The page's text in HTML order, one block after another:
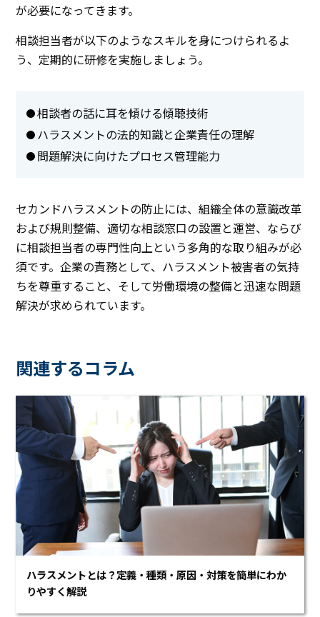
が必要になってきます。
相談担当者が以下のようなスキルを身につけられるよ
う、定期的に研修を実施しましょう。
相談者の話に耳を傾ける傾聴技術
ハラスメントの法的知識と企業責任の理解
問題解決に向けたプロセス管理能力
セカンドハラスメントの防止には、組織全体の意識改革
および規則整備、適切な相談窓口の設置と運営、ならび
に相談担当者の専門性向上という多角的な取り組みが必
須です。企業の責務として、ハラスメント被害者の気持
ちを尊重すること、そして労働環境の整備と迅速な問題
解決が求められています。
関連するコラム
ハラスメントとは？定義・種類・原因・対策を簡単にわか
りやすく解説